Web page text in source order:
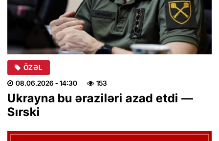
ÖZƏL
08.06.2026 - 14:30 153
Ukrayna bu əraziləri azad etdi —
Sırski